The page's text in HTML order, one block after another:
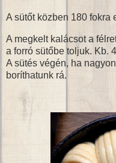
A sütőt közben 180 fokra
A megkelt kalácsot a
a forró sütőbe toljuk. Kb.
A sütés végén, ha
boríthatunk rá.